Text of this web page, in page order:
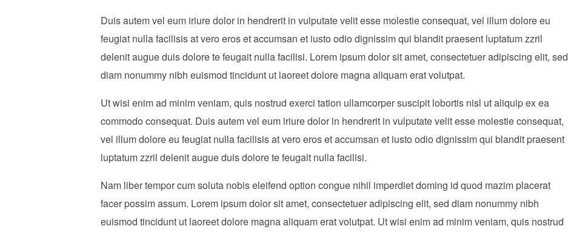
Duis autem vel eum iriure dolor in hendrerit in vulputate velit esse molestie consequat, vel illum dolore eu
feugiat nulla facilisis at vero eros et accumsan et iusto odio dignissim qui blandit praesent luptatum zzril
delenit augue duis dolore te feugait nulla facilisi. Lorem ipsum dolor sit amet, consectetuer adipiscing elit, sed
diam nonummy nibh euismod tincidunt ut laoreet dolore magna aliquam erat volutpat.
Ut wisi enim ad minim veniam, quis nostrud exerci tation ullamcorper suscipit lobortis nisl ut aliquip ex ea
commodo consequat. Duis autem vel eum iriure dolor in hendrerit in vulputate velit esse molestie consequat,
vel illum dolore eu feugiat nulla facilisis at vero eros et accumsan et iusto odio dignissim qui blandit praesent
luptatum zzril delenit augue duis dolore te feugait nulla facilisi.
Nam liber tempor cum soluta nobis eleifend option congue nihil imperdiet doming id quod mazim placerat
facer possim assum. Lorem ipsum dolor sit amet, consectetuer adipiscing elit, sed diam nonummy nibh
euismod tincidunt ut laoreet dolore magna aliquam erat volutpat. Ut wisi enim ad minim veniam, quis nostrud